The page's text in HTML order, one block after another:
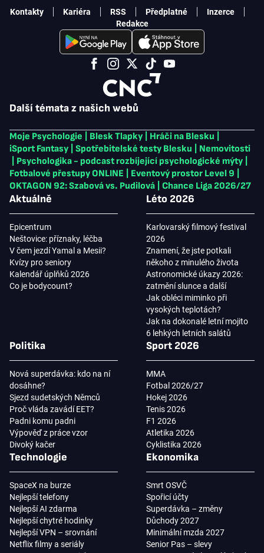
Další témata z našich webů
Moje Psychologie Blesk Tlapky Hráči na Blesku
iSport Fantasy
Spotřebitelské testy Blesku
Nemovitosti
Psychologika - podcast rozbíjející psychologické mýty
Fotbalové přestupy ONLINE
Eventový prostor Level 9
OKTAGON 92: Szabová vs. Pudilová
Chance Liga 2026/27
Aktuálně
Epicentrum
Neštovice: příznaky, léčba
V čem jezdí Yamal a Mesii?
Kvízy pro seniory
Kalendář úplňků 2026
Co je bodycount?
Léto 2026
Karlovarský filmový festival
2026
Znamení, že jste potkali
někoho z minulého života
Astronomické úkazy 2026:
zatmění slunce a další
Jak obléci miminko při
vysokých teplotách?
Jak na dokonalé letní mojito
6 lehkých letních salátů
Politika
Nová superdávka: kdo na ní
dosáhne?
Sjezd sudetských Němců
Proč vláda zavádí EET?
Padni komu padni
Výpověď z práce vzor
Divoký kačer
Sport 2026
MMA
Fotbal 2026/27
Hokej 2026
Tenis 2026
F1 2026
Atletika 2026
Cyklistika 2026
Technologie
SpaceX na burze
Nejlepší telefony
Nejlepší AI zdarma
Nejlepší chytré hodinky
Nejlepší VPN – srovnání
Netflix filmy a seriály
Ekonomika
Smrt OSVČ
Spořicí účty
Superdávka – změny
Důchody 2027
Minimální mzda 2027
Senior Pas – slevy
Kontakty Kariéra RSS Předplatné
Inzerce
Redakce